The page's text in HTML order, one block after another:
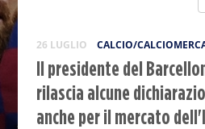
26 LUGLIO CALCIO/
Il presidente del
rilascia alcune
anche per il mercato